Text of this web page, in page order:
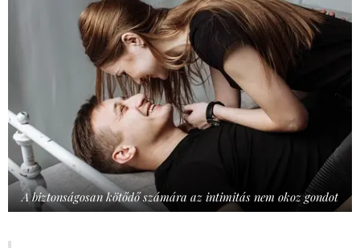
A biztonságosan kötődő számára az intimitás nem okoz gondot